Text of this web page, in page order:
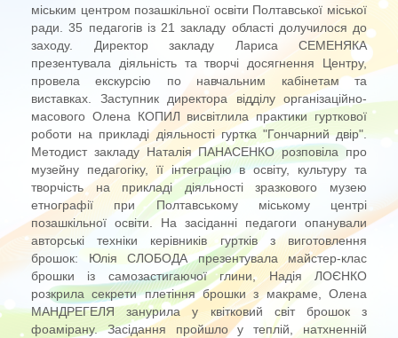
міським центром позашкільної освіти Полтавської міської
ради. 35 педагогів із 21 закладу області долучилося до
заходу. Директор закладу Лариса СЕМЕНЯКА
презентувала діяльність та творчі досягнення Центру,
провела екскурсію по навчальним кабінетам та
виставках. Заступник директора відділу організаційно-
масового Олена КОПИЛ висвітлила практики гурткової
роботи на прикладі діяльності гуртка "Гончарний двір".
Методист закладу Наталія ПАНАСЕНКО розповіла про
музейну педагогіку, її інтеграцію в освіту, культуру та
творчість на прикладі діяльності зразкового музею
етнографії при Полтавському міському центрі
позашкільної освіти. На засіданні педагоги опанували
авторські техніки керівників гуртків з виготовлення
брошок: Юлія СЛОБОДА презентувала майстер-клас
брошки із самозастигаючої глини, Надія ЛОЄНКО
розкрила секрети плетіння брошки з макраме, Олена
МАНДРЕГЕЛЯ занурила у квітковий світ брошок з
фоамірану. Засідання пройшло у теплій, натхненній